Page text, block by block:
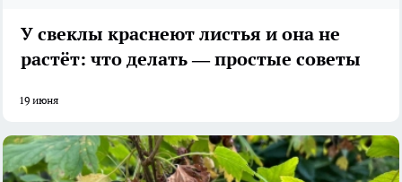
У свеклы краснеют листья и она не
растёт: что делать — простые советы
19 июня